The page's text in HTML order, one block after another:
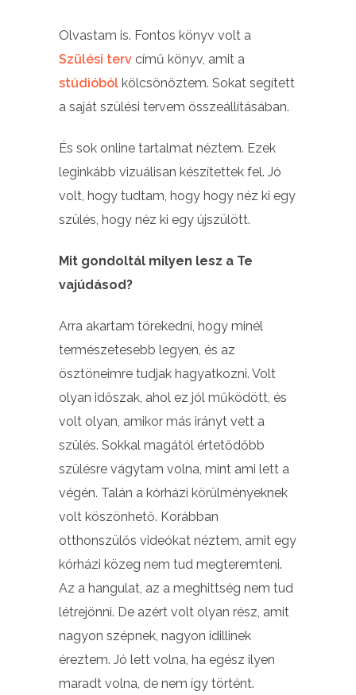
Olvastam is. Fontos könyv volt a
Szülési terv című könyv, amit a
stúdióból kölcsönöztem. Sokat segített
a saját szülési tervem összeállításában.
És sok online tartalmat néztem. Ezek
leginkább vizuálisan készítettek fel. Jó
volt, hogy tudtam, hogy hogy néz ki egy
szülés, hogy néz ki egy újszülött.
Mit gondoltál milyen lesz a Te
vajúdásod?
Arra akartam törekedni, hogy minél
természetesebb legyen, és az
ösztöneimre tudjak hagyatkozni. Volt
olyan időszak, ahol ez jól működött, és
volt olyan, amikor más irányt vett a
szülés. Sokkal magától értetődőbb
szülésre vágytam volna, mint ami lett a
végén. Talán a kórházi körülményeknek
volt köszönhető. Korábban
otthonszülős videókat néztem, amit egy
kórházi közeg nem tud megteremteni.
Az a hangulat, az a meghittség nem tud
létrejönni. De azért volt olyan rész, amit
nagyon szépnek, nagyon idillinek
éreztem. Jó lett volna, ha egész ilyen
maradt volna, de nem így történt.